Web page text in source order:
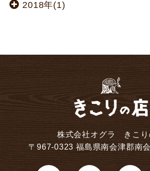
2018年(1)
株式会社オグラ きこり
〒967-0323 福島県南会津郡南